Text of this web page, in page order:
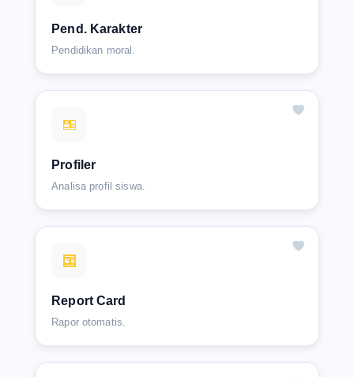
Pend. Karakter
Pendidikan moral.
Profiler
Analisa profil siswa.
Report Card
Rapor otomatis.